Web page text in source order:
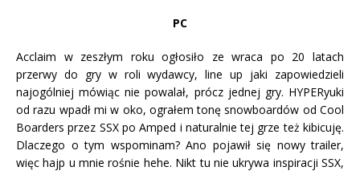
PC
Acclaim w zeszłym roku ogłosiło ze wraca po 20 latach
przerwy do gry w roli wydawcy, line up jaki zapowiedzieli
najogólniej mówiąc nie powalał, prócz jednej gry. HYPERyuki
od razu wpadł mi w oko, ograłem tonę snowboardów od Cool
Boarders przez SSX po Amped i naturalnie tej grze też kibicuję.
Dlaczego o tym wspominam? Ano pojawił się nowy trailer,
więc hajp u mnie rośnie hehe. Nikt tu nie ukrywa inspiracji SSX,